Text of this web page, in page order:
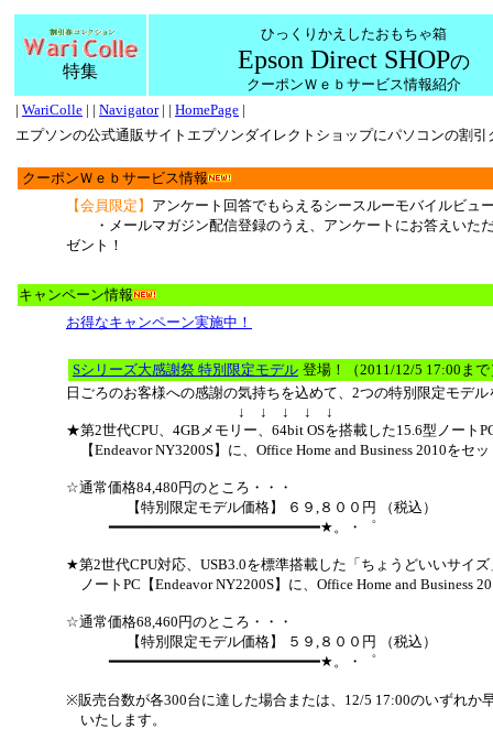
特集
ひっくりかえしたおもちゃ箱
Epson Direct SHOPの
クーポンＷｅｂサービス情報紹介
| WariColle | | Navigator| | HomePage |
エプソンの公式通販サイトエプソンダイレクトショップにパソコンの割
クーポンＷｅｂサービス情報
【会員限定】 アンケート回答でもらえるシースルーモバイルビュ
・メールマガジン配信登録のうえ、アンケートにお答えいた
ゼント！
キャンペーン情報
お得なキャンペーン実施中！
Sシリーズ大感謝祭 特別限定モデル 登場！（2011/12/5 17:00まで
日ごろのお客様への感謝の気持ちを込めて、2つの特別限定モデ
↓ ↓ ↓ ↓ ↓
★第2世代CPU、4GBメモリー、64bit OSを搭載した15.6型ノート
【Endeavor NY3200S】に、Office Home and Business 2010をセ
☆通常価格84,480円のところ・・・
【特別限定モデル価格】 ６９,８００円 （税込）
━━━━━━━━━━━━━━━━━━━━━━━━★。・゜
★第2世代CPU対応、USB3.0を標準搭載した「ちょうどいいサイ
ノートPC【Endeavor NY2200S】に、Office Home and Business
☆通常価格68,460円のところ・・・
【特別限定モデル価格】 ５９,８００円 （税込）
━━━━━━━━━━━━━━━━━━━━━━━━★。・゜
※販売台数が各300台に達した場合または、12/5 17:00のいずれか
いたします。